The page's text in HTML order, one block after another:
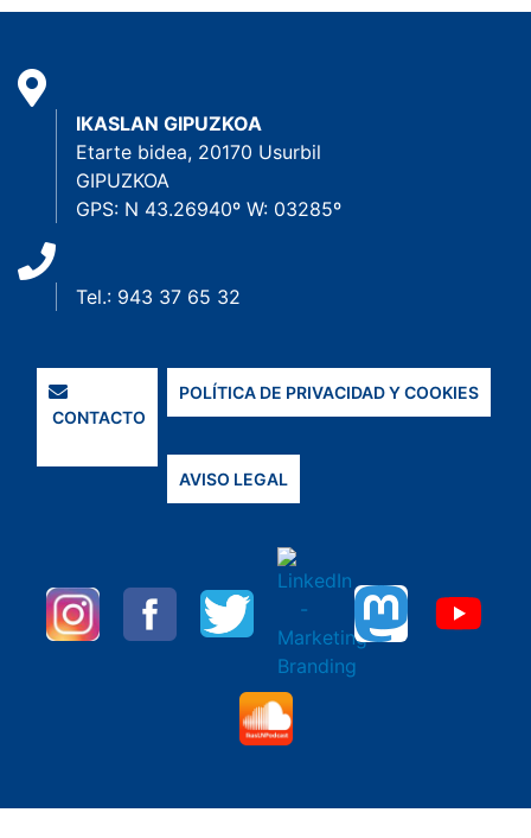
IKASLAN GIPUZKOA
Etarte bidea, 20170 Usurbil
GIPUZKOA
GPS: N 43.26940º W: 03285º
Tel.: 943 37 65 32
CONTACTO
POLÍTICA DE PRIVACIDAD Y COOKIES
AVISO LEGAL